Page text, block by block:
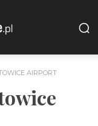
AIRPORT